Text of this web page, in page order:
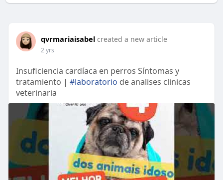
qvrmariaisabel created a new article
2 yrs
Insuficiencia cardíaca en perros Síntomas y
tratamiento | #laboratorio de analises clinicas
veterinaria